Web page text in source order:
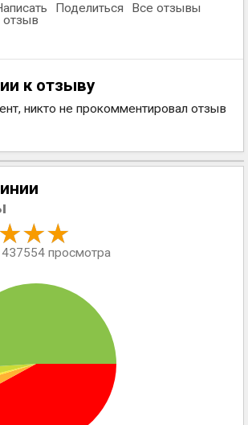
отзыв
Поделиться Все отзывы
к отзыву
никто не прокомментировал отзыв
просмотра